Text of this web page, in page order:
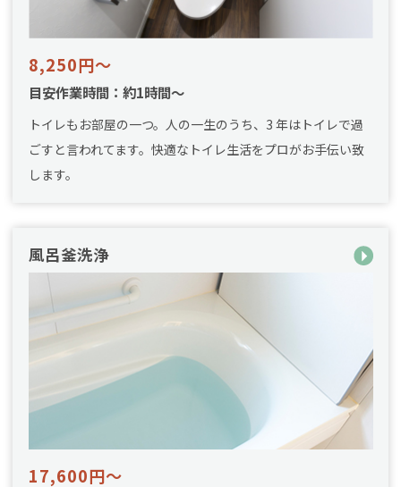
8,250円～
目安作業時間：約1時間～
トイレもお部屋の一つ。人の一生のうち、3 年はトイレで過
ごすと言われてます。快適なトイレ生活をプロがお手伝い致
します。
風呂釜洗浄
17,600円～